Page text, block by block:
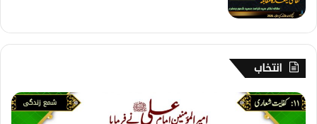
انتخاب
1
1